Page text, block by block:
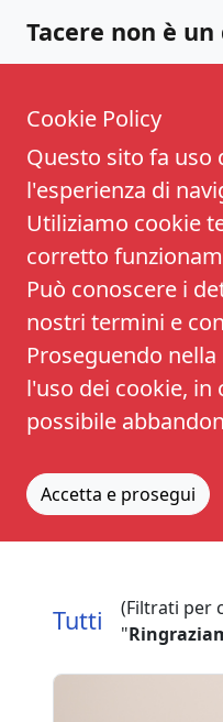
Tacere non è un
Cookie Policy
Questo sito fa
l'esperienza di
Utiliziamo cookie
corretto
Può conoscere i
nostri termini e
Proseguendo
l'uso dei cookie, in
possibile
Accetta e prosegui
Tutti
(Filtrati per
"